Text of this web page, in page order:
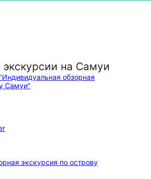
на Самуи
экскурсия по острову